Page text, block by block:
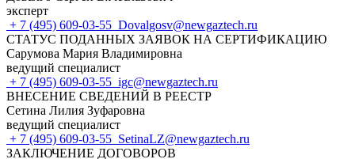
эксперт
+ 7 (495) 609-03-55 Dovalgosv@newgaztech.ru
СТАТУС ПОДАННЫХ ЗАЯВОК НА СЕРТИФИКАЦИЮ
Сарумова Мария Владимировна
ведущий специалист
+ 7 (495) 609-03-55 igc@newgaztech.ru
ВНЕСЕНИЕ СВЕДЕНИЙ В РЕЕСТР
Сетина Лилия Зуфаровна
ведущий специалист
+ 7 (495) 609-03-55 SetinaLZ@newgaztech.ru
ЗАКЛЮЧЕНИЕ ДОГОВОРОВ